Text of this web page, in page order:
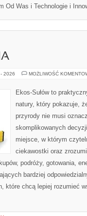
Od Was i Technologie i
2026 MOŻLIWOŚĆ
Ekos-Sułów to
natury, który pokazuje,
przyrody nie musi
skomplikowanych
miejsce, w którym
ciekawostki oraz
podróży, gotowania,
bardziej
które chcą lepiej rozumieć